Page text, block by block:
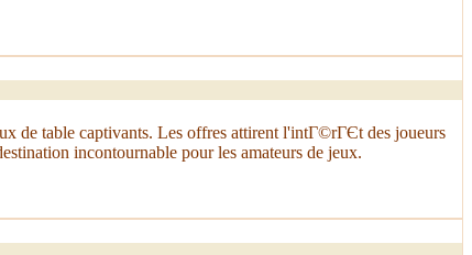
de table captivants. Les offres attirent l'intГ©rГЄt des joueurs
incontournable pour les amateurs de jeux.